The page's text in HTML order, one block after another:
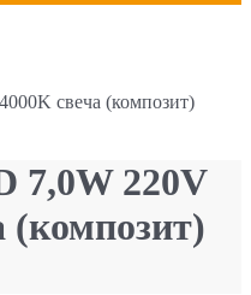
свеча (композит)
7,0W 220V
(композит)